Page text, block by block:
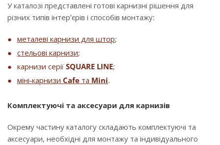
У каталозі представлені готові карнизні рішення для
різних типів інтер’єрів і способів монтажу:
металеві карнизи для штор;
стельові карнизи;
карнизи серії SQUARE LINE;
міні-карнизи Cafe та Mini.
Комплектуючі та аксесуари для карнизів
Окрему частину каталогу складають комплектуючі та
аксесуари, необхідні для монтажу та індивідуального